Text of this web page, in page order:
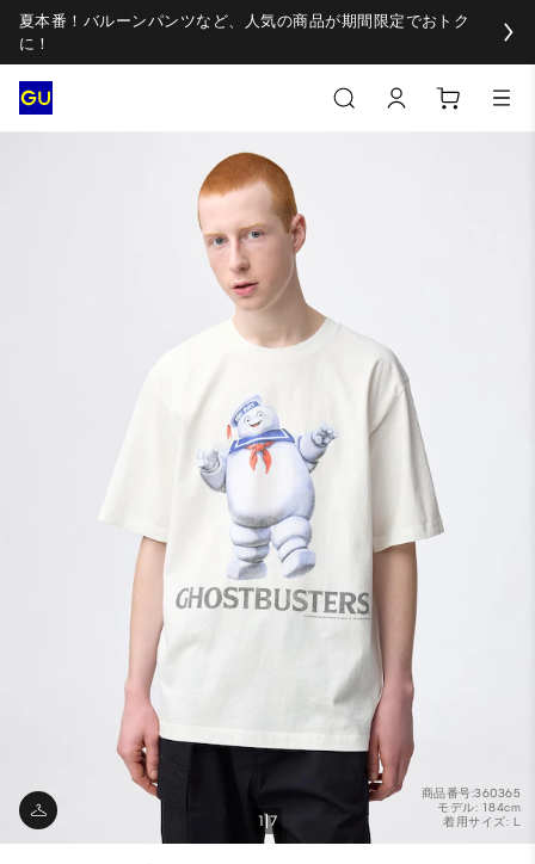
夏本番！バルーンパンツなど、人気の商品が期間限定でおトク
に！
商品番号:360365
モデル: 184cm
着用サイズ: L
1 7